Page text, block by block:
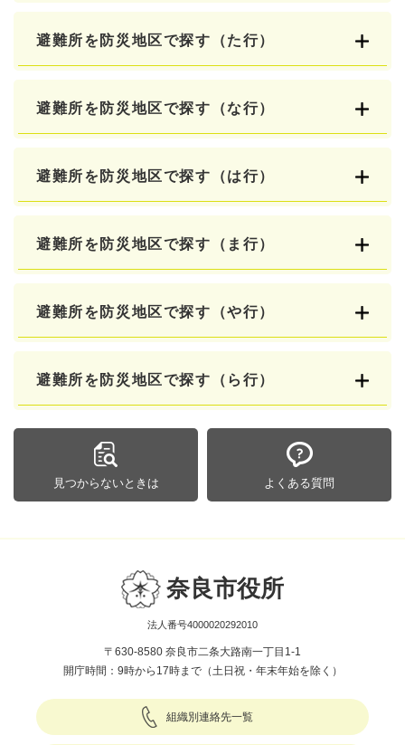
避難所を防災地区で探す（た行）
避難所を防災地区で探す（な行）
避難所を防災地区で探す（は行）
避難所を防災地区で探す（ま行）
避難所を防災地区で探す（や行）
避難所を防災地区で探す（ら行）
見つからないときは よくある質問
奈良市役所
法人番号4000020292010
〒630-8580 奈良市二条大路南一丁目1-1
開庁時間：9時から17時まで（土日祝・年末年始を除く）
組織別連絡先一覧